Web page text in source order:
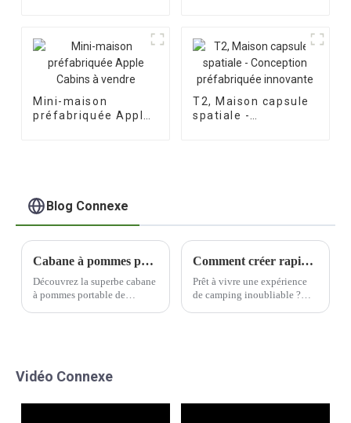
Mini-maison
préfabriquée Apple
T2, Maison capsule
spatiale -
Blog Connexe
Cabane à pommes portable - Magnifique café
Découvrez la superbe cabane
à pommes portable de
Comment créer rapidement un camp de capsule spatiale haut de gamme et luxueux ?
Prêt à vivre une expérience
de camping inoubliable ?
Vidéo Connexe